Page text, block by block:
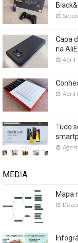
Capa
na
Abril
Abril
Tudo
MEDIA
Mapa